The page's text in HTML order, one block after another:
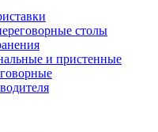
столы
и пристенные